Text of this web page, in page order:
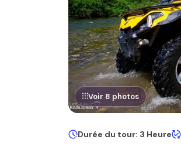
Voir 8 photos
Durée du tour: 3 Heure